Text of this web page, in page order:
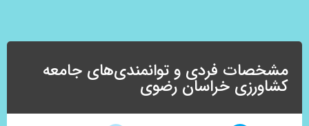
مشخصات فردی و توانمندی‌های جامعه
کشاورزی خراسان رضوی